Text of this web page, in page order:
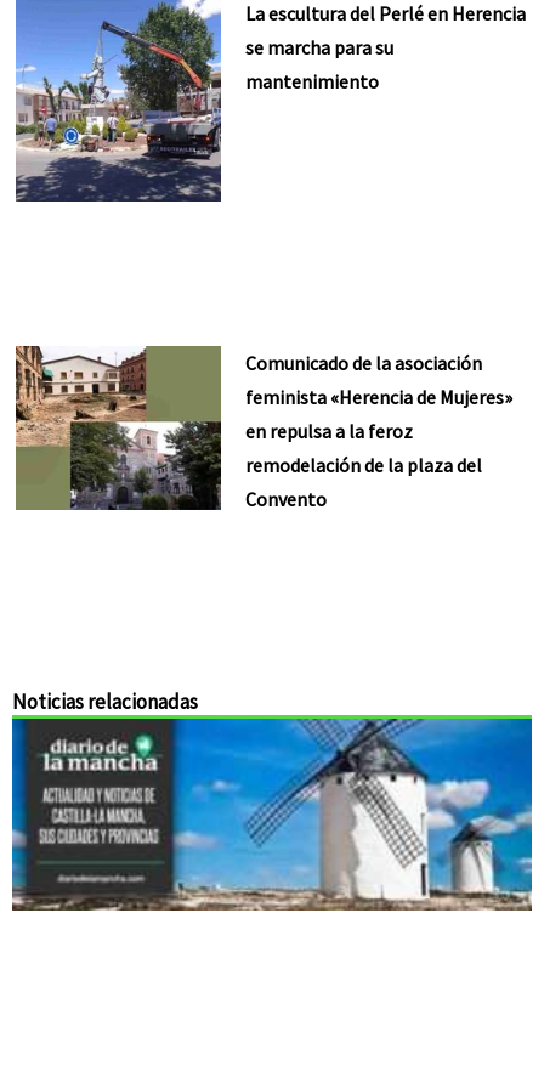
La escultura del Perlé en Herencia
se marcha para su
mantenimiento
Comunicado de la asociación
feminista «Herencia de Mujeres»
en repulsa a la feroz
remodelación de la plaza del
Convento
Noticias relacionadas